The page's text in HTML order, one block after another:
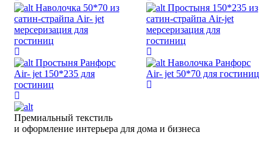
Наволочка 50*70 из
сатин-страйпа Air- jet
мерсеризация для
гостиниц
Простыня 150*235 из
сатин-страйпа Air-jet
мерсеризация для
гостиниц
Простыня Ранфорс
Air- jet 150*235 для
гостиниц
Наволочка Ранфорс
Air- jet 50*70 для гостиниц
Премиальный текстиль
и оформление интерьера для дома и бизнеса